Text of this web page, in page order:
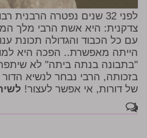
לפני 32 שנים נפטרה
צדקנית: היא אשת הרבי מלך
עם כל הכבוד והגדולה תכונת
הייתה מאפשרת.. הפכה היא
"בתבונה בנתה ביתה" לא
בזכותה, הרבי נבחר לנשיא
של דורות, אי אפשר לעצור!
1